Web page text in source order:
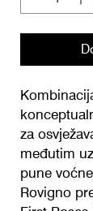
za
međutim
pune
Rovigno